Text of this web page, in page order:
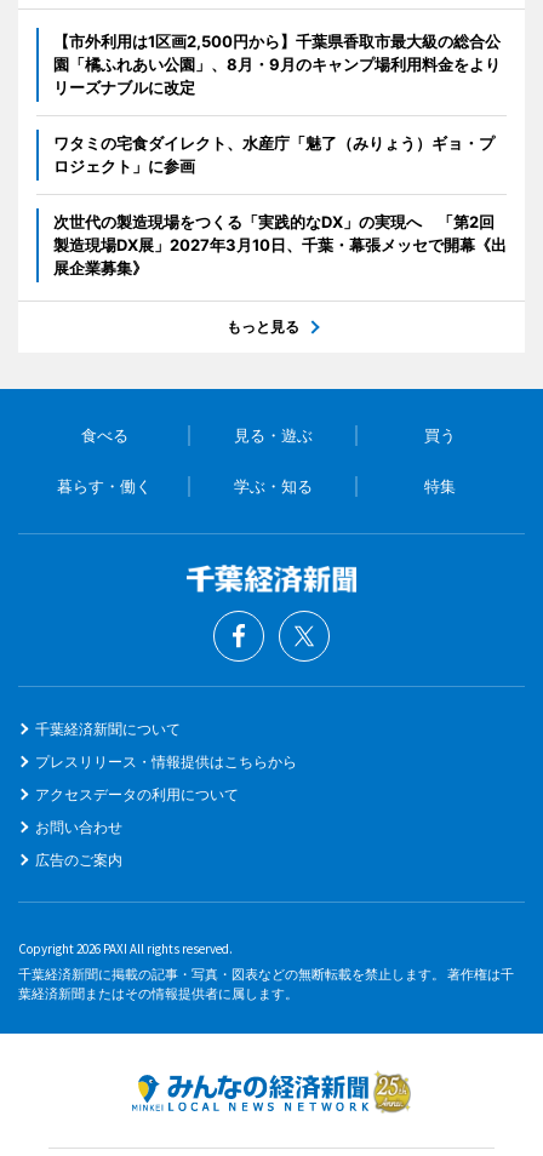
【市外利用は1区画2,500円から】千葉県香取市最大級の総合公
園「橘ふれあい公園」、8月・9月のキャンプ場利用料金をより
リーズナブルに改定
ワタミの宅食ダイレクト、水産庁「魅了（みりょう）ギョ・プ
ロジェクト」に参画
次世代の製造現場をつくる「実践的なDX」の実現へ 「第2回
製造現場DX展」2027年3月10日、千葉・幕張メッセで開幕《出
展企業募集》
もっと見る
食べる 見る・遊ぶ 買う
暮らす・働く 学ぶ・知る 特集
千葉経済新聞について
プレスリリース・情報提供はこちらから
アクセスデータの利用について
お問い合わせ
広告のご案内
Copyright 2026 PAXI All rights reserved.
千葉経済新聞に掲載の記事・写真・図表などの無断転載を禁止します。 著作権は千
葉経済新聞またはその情報提供者に属します。